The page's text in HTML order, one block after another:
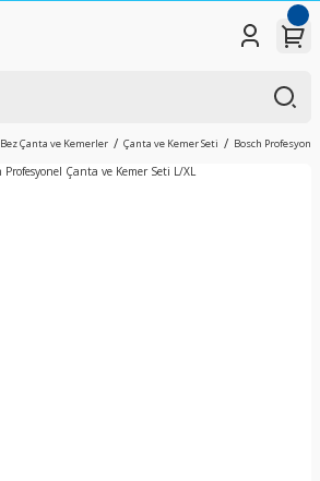
Bez Çanta ve Kemerler Çanta ve Kemer Seti Bosch